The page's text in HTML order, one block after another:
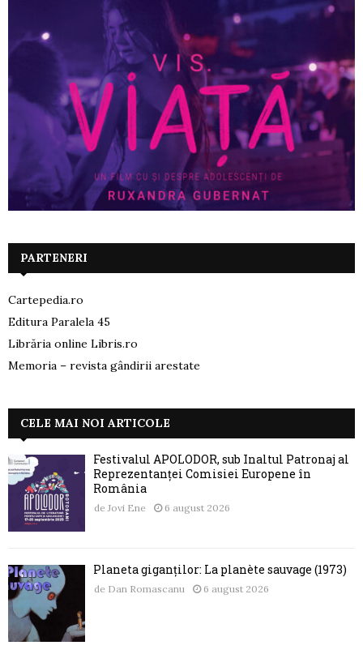
PARTENERI
Cartepedia.ro
Editura Paralela 45
Librăria online Libris.ro
Memoria – revista gândirii arestate
CELE MAI NOI ARTICOLE
Festivalul APOLODOR, sub Înaltul Patronaj al
Reprezentanței Comisiei Europene în
România
de Jovi Ene 6 august 2026
Planeta giganților: La planète sauvage (1973)
de Dan Romascanu 6 august 2026